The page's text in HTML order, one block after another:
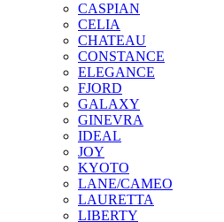
CASPIAN
CELIA
CHATEAU
CONSTANCE
ELEGANCE
FJORD
GALAXY
GINEVRA
IDEAL
JOY
KYOTO
LANE/CAMEO
LAURETTA
LIBERTY